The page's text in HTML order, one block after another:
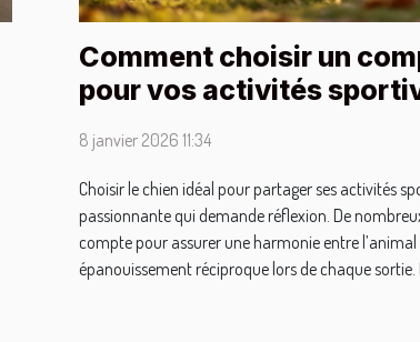
Comment choisir un
pour vos activités
8 janvier 2026 11:34
Choisir le chien idéal pour partager ses activités
passionnante qui demande réflexion. De
compte pour assurer une harmonie entre l’animal
épanouissement réciproque lors de chaque sortie.